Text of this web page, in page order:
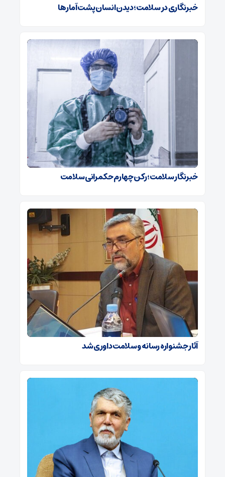
خبرنگاری در سلامت؛ دیدن انسان پشت آمارها
خبرنگار سلامت؛ رکن چهارم حکمرانی سلامت
آثار جشنواره رسانه و سلامت داوری شد